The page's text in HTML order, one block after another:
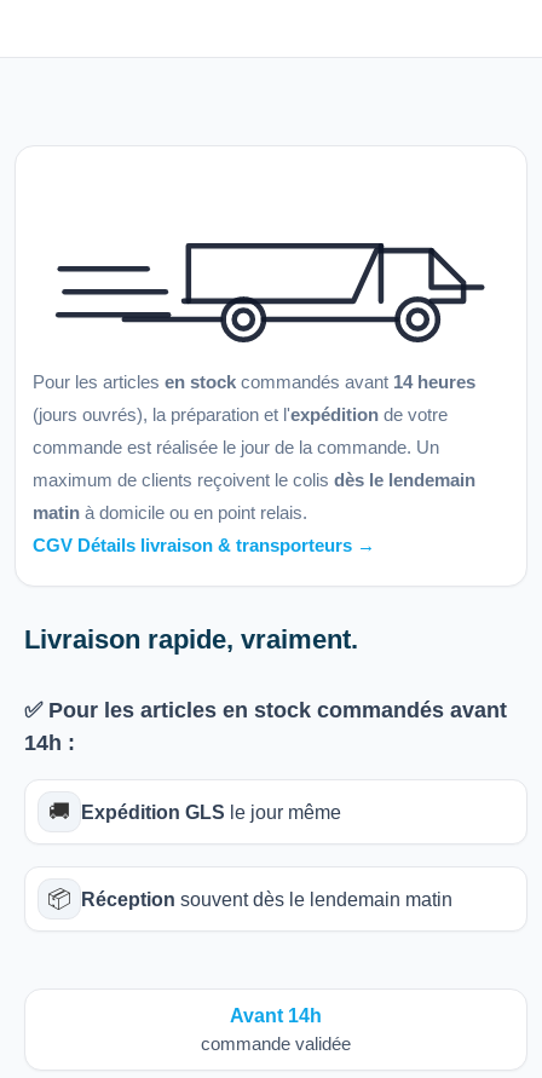
Pour les articles en stock commandés avant 14 heures
(jours ouvrés), la préparation et l'expédition de votre
commande est réalisée le jour de la commande. Un
maximum de clients reçoivent le colis dès le lendemain
matin à domicile ou en point relais.
CGV Détails livraison & transporteurs →
Livraison rapide, vraiment.
✅ Pour les articles en stock commandés avant
14h :
🚚 Expédition GLS le jour même
📦 Réception souvent dès le lendemain matin
Avant 14h
commande validée